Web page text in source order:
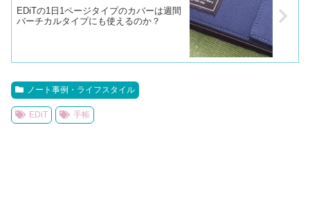
EDiTの1日1ページタイプのカバーは週間
バーチカルタイプにも使えるのか？
ノート事例・ライフスタイル
EDiT 手帳